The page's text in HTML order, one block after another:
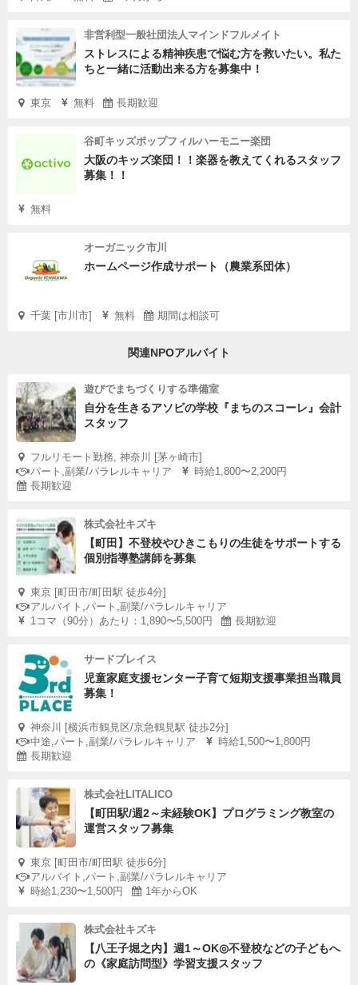
非営利型一般社団法人マインドフルメイト
ストレスによる精神疾患で悩む方を救いたい。私た
ちと一緒に活動出来る方を募集中！
東京 無料 長期歓迎
谷町キッズポップフィルハーモニー楽団
大阪のキッズ楽団！！楽器を教えてくれるスタッフ
募集！！
無料
オーガニック市川
ホームページ作成サポート（農業系団体）
千葉 [市川市] 無料 期間は相談可
関連NPOアルバイト
遊びでまちづくりする準備室
自分を生きるアソビの学校『まちのスコーレ』会計
スタッフ
フルリモート勤務, 神奈川 [茅ヶ崎市]
パート,副業/パラレルキャリア
時給1,800〜2,200円
長期歓迎
株式会社キズキ
【町田】不登校やひきこもりの生徒をサポートする
個別指導塾講師を募集
東京 [町田市/町田駅 徒歩4分]
アルバイト,パート,副業/パラレルキャリア
1コマ（90分）あたり：1,890〜5,500円
長期歓迎
サードプレイス
児童家庭支援センター子育て短期支援事業担当職員
募集！
神奈川 [横浜市鶴見区/京急鶴見駅 徒歩2分]
中途,パート,副業/パラレルキャリア
時給1,500〜1,800円
長期歓迎
株式会社LITALICO
【町田駅/週2～未経験OK】プログラミング教室の
運営スタッフ募集
東京 [町田市/町田駅 徒歩6分]
アルバイト,パート,副業/パラレルキャリア
時給1,230〜1,500円
1年からOK
株式会社キズキ
【八王子堀之内】週1～OK◎不登校などの子どもへ
の《家庭訪問型》学習支援スタッフ